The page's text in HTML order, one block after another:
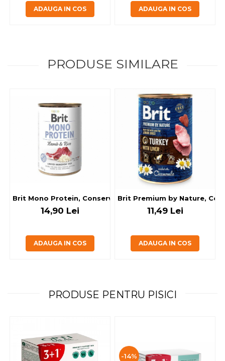
ADAUGA IN COS ADAUGA IN COS
PRODUSE SIMILARE
Brit Mono Protein, Conserva caini, miel si orez, 400 g
14,90 Lei
ADAUGA IN COS
Brit Premium by Nature,
11,49 Lei
ADAUGA IN COS
PRODUSE PENTRU PISICI
-14%